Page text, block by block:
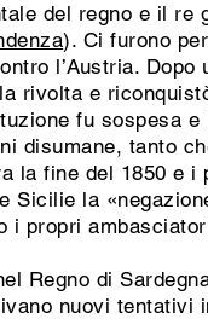
del regno e il re
). Ci furono
l’Austria.
rivolta e
fu sospesa
disumane, tanto
la fine del 1850 e
Sicilie la
i propri
Regno di
nuovi tentativi